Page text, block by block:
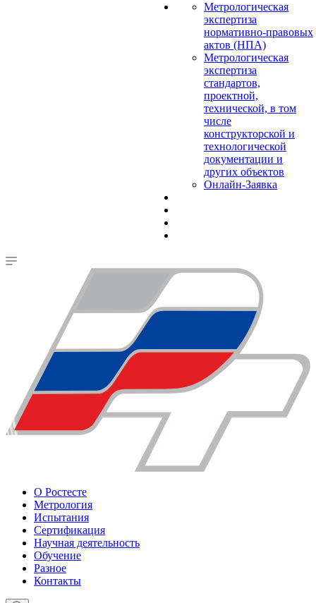
Метрологическая
экспертиза
нормативно-правовых
актов (НПА)
Метрологическая
экспертиза
стандартов,
проектной,
технической, в том
числе
конструкторской и
технологической
документации и
других объектов
Онлайн-Заявка
О Ростесте
Метрология
Испытания
Сертификация
Научная деятельность
Обучение
Разное
Контакты